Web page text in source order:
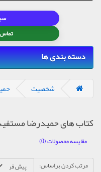
تماس
دسته بندی ها
شخصیت
کتاب های حمیدرضا
مقایسه محصولات (0)
مرتب کردن براساس: